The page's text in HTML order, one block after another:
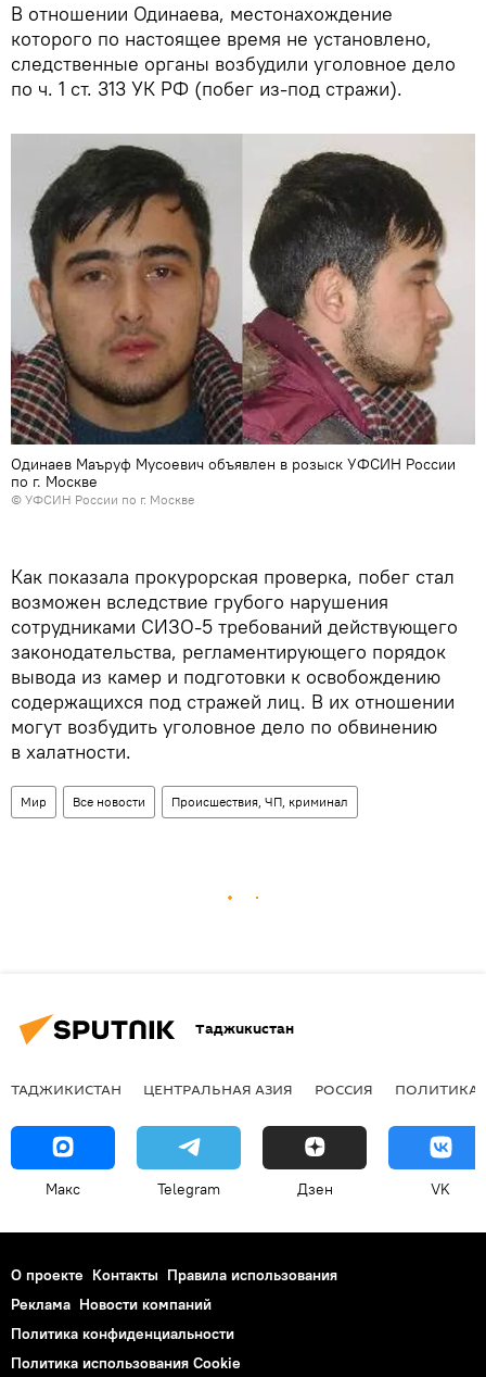
В отношении Одинаева, местонахождение
которого по настоящее время не установлено,
следственные органы возбудили уголовное дело
по ч. 1 ст. 313 УК РФ (побег из-под стражи).
Одинаев Маъруф Мусоевич объявлен в розыск УФСИН России
по г. Москве
© УФСИН России по г. Москве
Как показала прокурорская проверка, побег стал
возможен вследствие грубого нарушения
сотрудниками СИЗО-5 требований действующего
законодательства, регламентирующего порядок
вывода из камер и подготовки к освобождению
содержащихся под стражей лиц. В их отношении
могут возбудить уголовное дело по обвинению
в халатности.
Мир Все новости Происшествия, ЧП, криминал
Таджикистан
ТАДЖИКИСТАН ЦЕНТРАЛЬНАЯ АЗИЯ РОССИЯ ПОЛИТИКА
Макс Telegram Дзен VK
О проекте Контакты Правила использования
Реклама Новости компаний
Политика конфиденциальности
Политика использования Cookie